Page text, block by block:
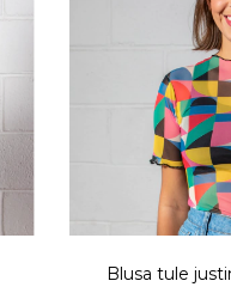
Blusa tule